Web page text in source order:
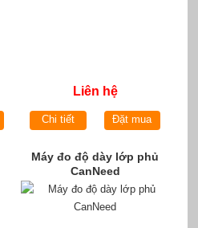
Liên hệ
Chi tiết Đặt mua
Máy đo độ dày lớp phủ
CanNeed